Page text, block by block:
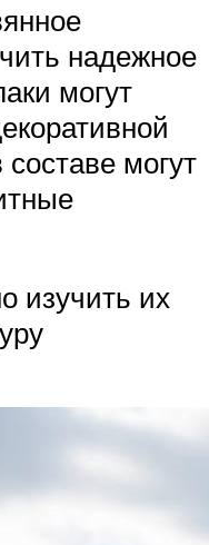
надежное
могут
могут
изучить их